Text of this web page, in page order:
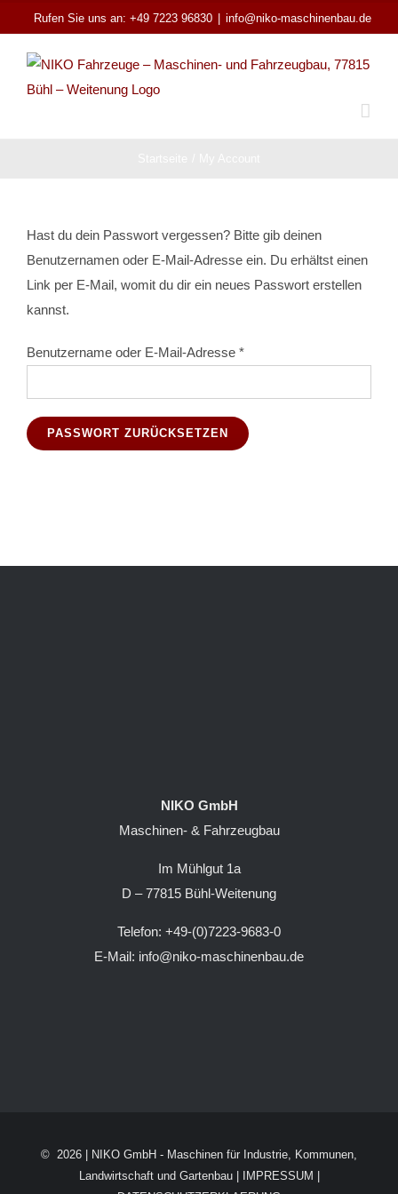
Inhalt
springen
Rufen Sie uns an: +49 7223 96830 info@niko-maschinenbau.de
Hast du dein Passwort vergessen? Bitte gib deinen
Benutzernamen oder E-Mail-Adresse ein. Du erhältst einen
Link per E-Mail, womit du dir ein neues Passwort erstellen
kannst.
Benutzername oder E-Mail-Adresse *Erforderlich
PASSWORT ZURÜCKSETZEN
NIKO GmbH
Maschinen- & Fahrzeugbau
Im Mühlgut 1a
D – 77815 Bühl-Weitenung
Telefon: +49-(0)7223-9683-0
E-Mail: info@niko-maschinenbau.de
© 2026 | NIKO GmbH - Maschinen für Industrie, Kommunen,
Landwirtschaft und Gartenbau| IMPRESSUM |